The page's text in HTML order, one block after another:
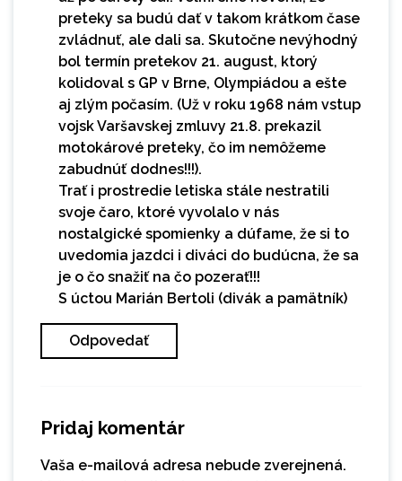
preteky sa budú dať v takom krátkom čase
zvládnuť, ale dali sa. Skutočne nevýhodný
bol termín pretekov 21. august, ktorý
kolidoval s GP v Brne, Olympiádou a ešte
aj zlým počasím. (Už v roku 1968 nám vstup
vojsk Varšavskej zmluvy 21.8. prekazil
motokárové preteky, čo im nemôžeme
zabudnúť dodnes!!!).
Trať i prostredie letiska stále nestratili
svoje čaro, ktoré vyvolalo v nás
nostalgické spomienky a dúfame, že si to
uvedomia jazdci i diváci do budúcna, že sa
je o čo snažiť na čo pozerať!!!
S úctou Marián Bertoli (divák a pamätník)
Odpovedať
Pridaj komentár
Vaša e-mailová adresa nebude zverejnená.